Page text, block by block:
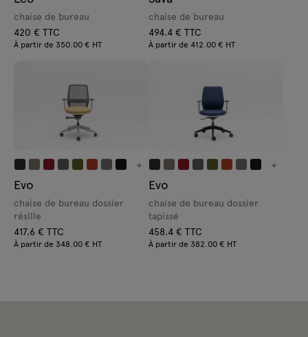
chaise de bureau
420 € TTC
À partir de 350.00 € HT
chaise de bureau
494.4 € TTC
À partir de 412.00 € HT
+
Evo
chaise de bureau dossier
résille
417.6 € TTC
À partir de 348.00 € HT
+
Evo
chaise de bureau dossier
tapissé
458.4 € TTC
À partir de 382.00 € HT